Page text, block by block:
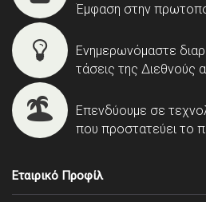
Έμφαση στην
Ενημερωνόμαστε
τάσεις της Διεθνούς
Επενδύουμε σε
που προστατεύει το
Εταιρικό Προφίλ